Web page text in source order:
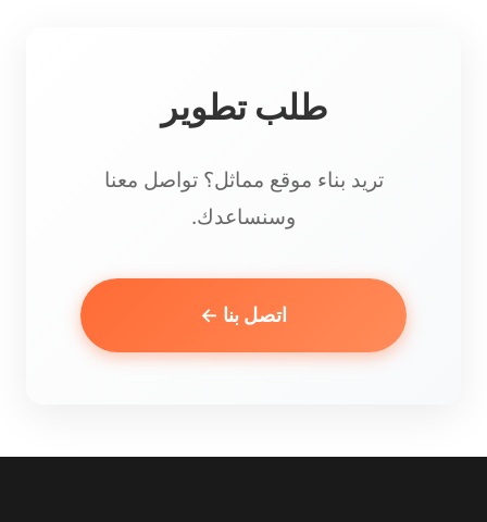
طلب تطوير
تريد بناء موقع مماثل؟ تواصل معنا
وسنساعدك.
اتصل بنا ←